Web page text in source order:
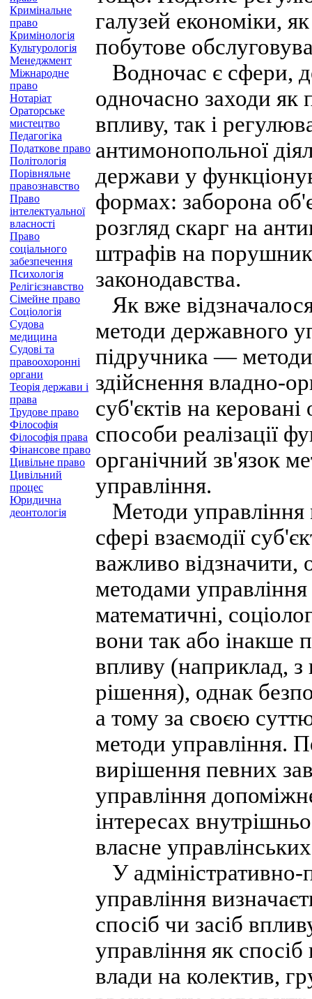
Кримінальне
право
Кримінологія
Культурологія
Менеджмент
Міжнародне
право
Нотаріат
Ораторське
мистецтво
Педагогіка
Податкове право
Політологія
Порівняльне
правознавство
Право
інтелектуальної
власності
Право
соціального
забезпечення
Психологія
Релігієзнавство
Сімейне право
Соціологія
Судова
медицина
Судові та
правоохоронні
органи
Теорія держави і
права
Трудове право
Філософія
Філософія права
Фінансове право
Цивільне право
Цивільний
процес
Юридична
деонтологія
галузей економіки,
побутове
Водночас є сфери,
одночасно заходи як
впливу, так і
антимонопольної
держави у
формах: заборона
розгляд скарг на
штрафів на
законодавства.
Як вже
методи державного
підручника —
здійснення владно-
суб'єктів на
способи реалізації
органічний зв'язок
управління.
Методи управління
сфері взаємодії
важливо відзначити,
методами управління
математичні,
вони так або інакше
впливу (наприклад, з
рішення), однак
а тому за своєю
методи управління.
вирішення певних
управління
інтересах
власне
У адміністративно-
управління
спосіб чи засіб
управління як
влади на колектив,